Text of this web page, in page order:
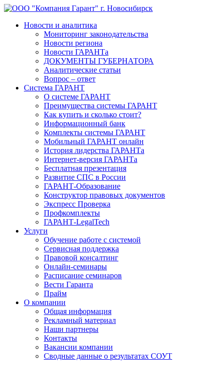
Новости и аналитика
Мониторинг законодательства
Новости региона
Новости ГАРАНТа
ДОКУМЕНТЫ ГУБЕРНАТОРА
Аналитические статьи
Вопрос – ответ
Система ГАРАНТ
О системе ГАРАНТ
Преимущества системы ГАРАНТ
Как купить и сколько стоит?
Информационный банк
Комплекты системы ГАРАНТ
Мобильный ГАРАНТ онлайн
История лидерства ГАРАНТа
Интернет-версия ГАРАНТа
Бесплатная презентация
Развитие СПС в России
ГАРАНТ-Образование
Конструктор правовых документов
Экспресс Проверка
Профкомплекты
ГАРАНТ-LegalTech
Услуги
Обучение работе с системой
Сервисная поддержка
Правовой консалтинг
Онлайн-семинары
Расписание семинаров
Вести Гаранта
Прайм
О компании
Общая информация
Рекламный материал
Наши партнеры
Контакты
Вакансии компании
Сводные данные о результатах СОУТ